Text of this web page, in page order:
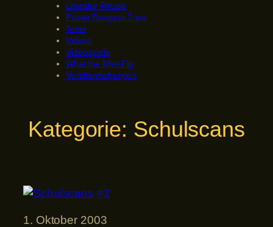
Literatur-Rituale
Power Rangers Zone
Texte
Videos
Videospiele
What the Mini-Fig
Veröffentlichungen
Kategorie: Schulscans
1. Oktober 2003